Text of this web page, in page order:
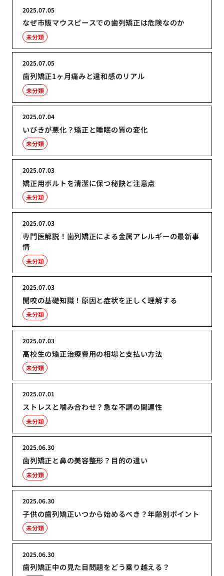
なぜ市販マウスピースでの歯列矯正は危険なのか
2025.07.05
未分類
歯列矯正1ヶ月痛みと違和感のリアル
2025.07.05
未分類
いびきが悪化？矯正と睡眠の質の変化
2025.07.04
未分類
矯正用ボルトを清潔に保つ秘訣と注意点
2025.07.03
未分類
専門医解説！歯列矯正による金属アレルギーの最新事
情
2025.07.03
未分類
開咬の基礎知識！原因と症状を正しく理解する
2025.07.03
未分類
高校生の矯正治療費用の相場と支払い方法
2025.07.03
未分類
ストレスと噛み合わせ？急な不調の関連性
2025.07.01
未分類
歯列矯正と鼻の美容整形？目的の違い
2025.06.30
未分類
子供の歯列矯正いつから始めるべき？年齢別ポイント
2025.06.30
未分類
歯列矯正中の見た目問題をどう乗り越える？
2025.06.30